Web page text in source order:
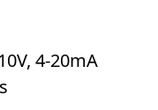
4-20mA